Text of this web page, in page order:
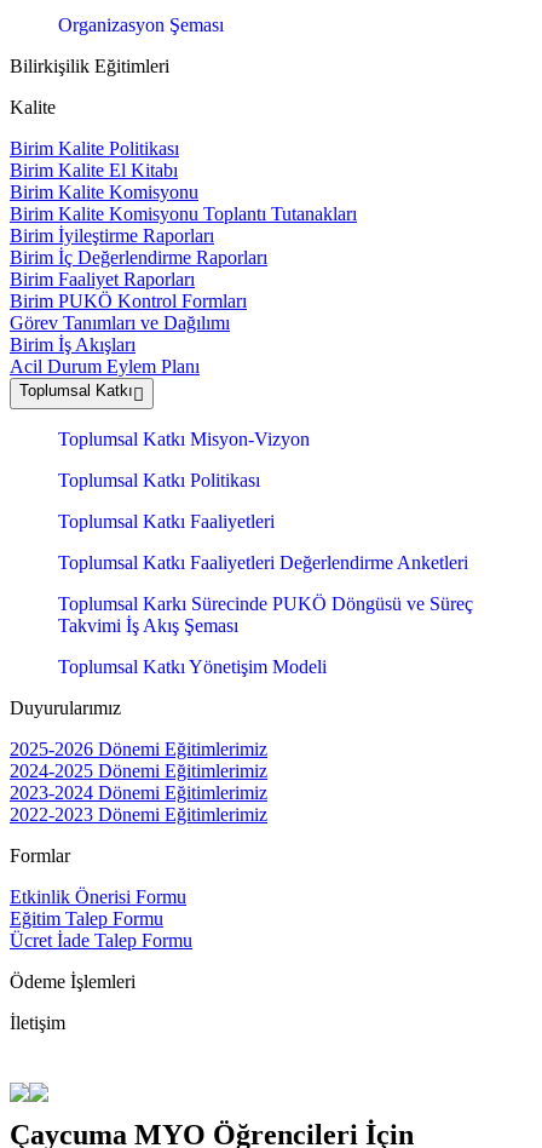
Organizasyon Şeması
Bilirkişilik Eğitimleri
Kalite
Birim Kalite Politikası
Birim Kalite El Kitabı
Birim Kalite Komisyonu
Birim Kalite Komisyonu Toplantı Tutanakları
Birim İyileştirme Raporları
Birim İç Değerlendirme Raporları
Birim Faaliyet Raporları
Birim PUKÖ Kontrol Formları
Görev Tanımları ve Dağılımı
Birim İş Akışları
Acil Durum Eylem Planı
Toplumsal Katkı
Toplumsal Katkı Misyon-Vizyon
Toplumsal Katkı Politikası
Toplumsal Katkı Faaliyetleri
Toplumsal Katkı Faaliyetleri Değerlendirme Anketleri
Toplumsal Karkı Sürecinde PUKÖ Döngüsü ve Süreç
Takvimi İş Akış Şeması
Toplumsal Katkı Yönetişim Modeli
Duyurularımız
2025-2026 Dönemi Eğitimlerimiz
2024-2025 Dönemi Eğitimlerimiz
2023-2024 Dönemi Eğitimlerimiz
2022-2023 Dönemi Eğitimlerimiz
Formlar
Etkinlik Önerisi Formu
Eğitim Talep Formu
Ücret İade Talep Formu
Ödeme İşlemleri
İletişim
Çaycuma MYO Öğrencileri İçin